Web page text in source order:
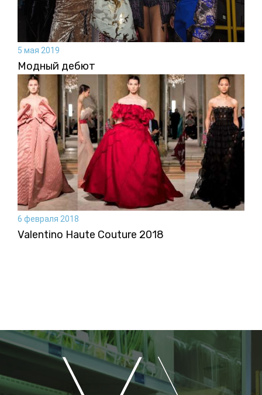
5 мая 2019
Модный дебют
6 февраля 2018
Valentino Haute Couture 2018